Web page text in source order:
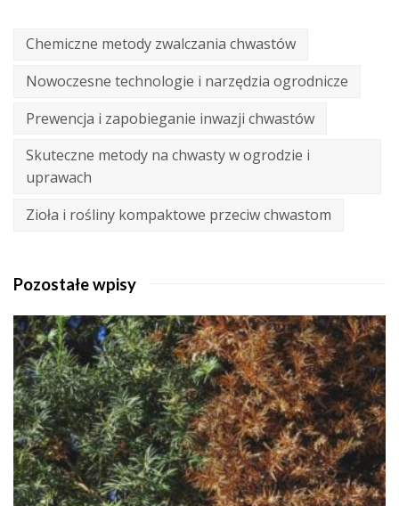
Chemiczne metody zwalczania chwastów
Nowoczesne technologie i narzędzia ogrodnicze
Prewencja i zapobieganie inwazji chwastów
Skuteczne metody na chwasty w ogrodzie i
uprawach
Zioła i rośliny kompaktowe przeciw chwastom
Pozostałe wpisy